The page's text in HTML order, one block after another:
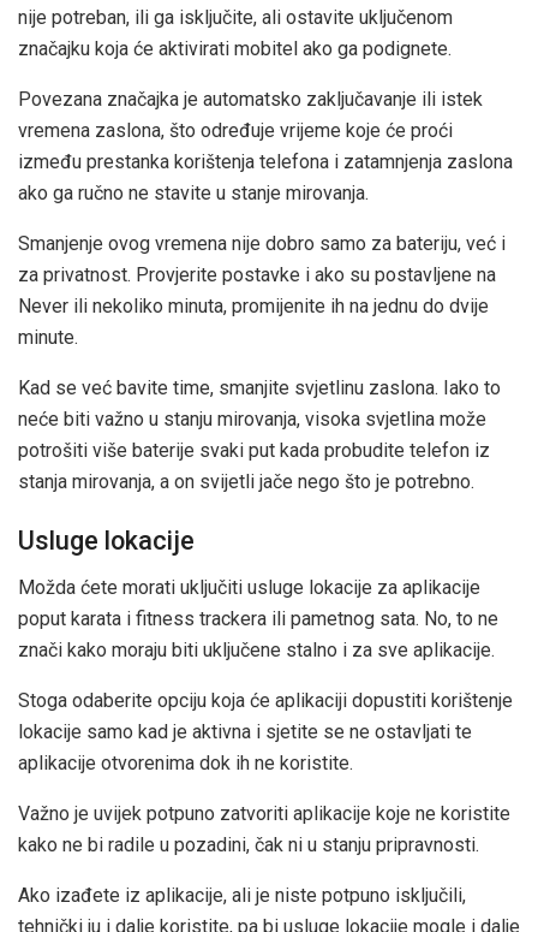
nije potreban, ili ga isključite, ali ostavite uključenom
značajku koja će aktivirati mobitel ako ga podignete.
Povezana značajka je automatsko zaključavanje ili istek
vremena zaslona, ​​što određuje vrijeme koje će proći
između prestanka korištenja telefona i zatamnjenja zaslona
ako ga ručno ne stavite u stanje mirovanja.
Smanjenje ovog vremena nije dobro samo za bateriju, već i
za privatnost. Provjerite postavke i ako su postavljene na
Never ili nekoliko minuta, promijenite ih na jednu do dvije
minute.
Kad se već bavite time, smanjite svjetlinu zaslona. Iako to
neće biti važno u stanju mirovanja, visoka svjetlina može
potrošiti više baterije svaki put kada probudite telefon iz
stanja mirovanja, a on svijetli jače nego što je potrebno.
Usluge lokacije
Možda ćete morati uključiti usluge lokacije za aplikacije
poput karata i fitness trackera ili pametnog sata. No, to ne
znači kako moraju biti uključene stalno i za sve aplikacije.
Stoga odaberite opciju koja će aplikaciji dopustiti korištenje
lokacije samo kad je aktivna i sjetite se ne ostavljati te
aplikacije otvorenima dok ih ne koristite.
Važno je uvijek potpuno zatvoriti aplikacije koje ne koristite
kako ne bi radile u pozadini, čak ni u stanju pripravnosti.
Ako izađete iz aplikacije, ali je niste potpuno isključili,
tehnički ju i dalje koristite, pa bi usluge lokacije mogle i dalje